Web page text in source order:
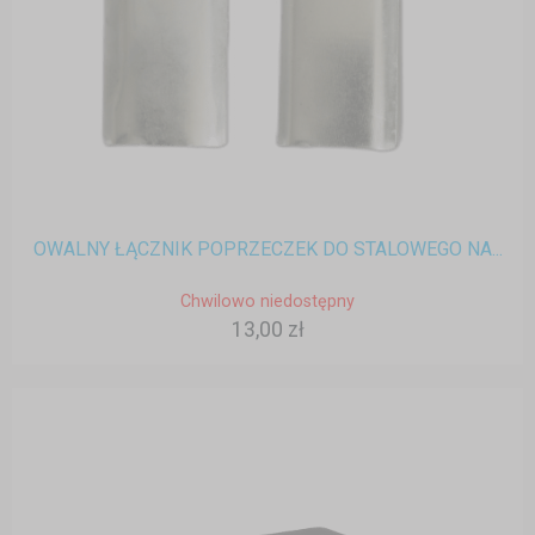
OWALNY ŁĄCZNIK POPRZECZEK DO STALOWEGO NA...
Chwilowo niedostępny
13,00 zł